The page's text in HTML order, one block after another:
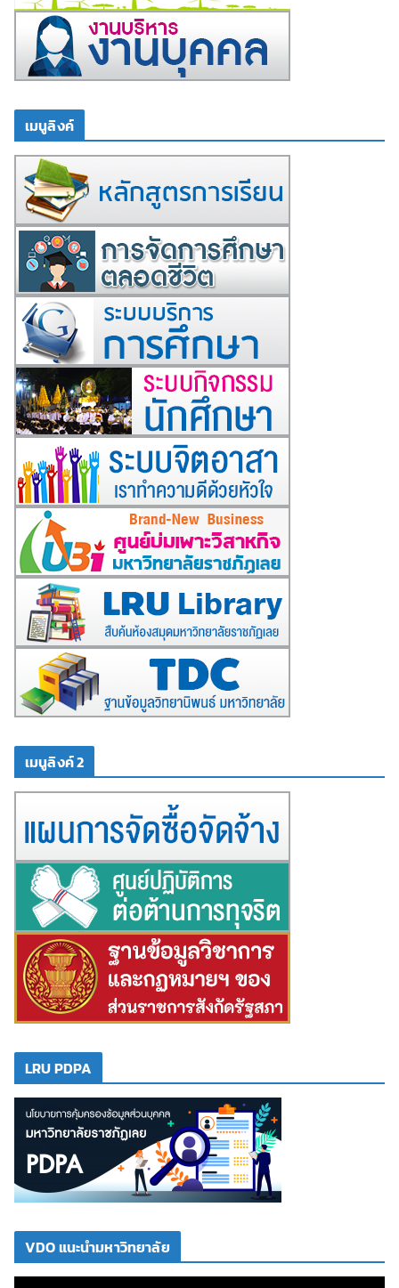
เมนูลิงค์
เมนูลิงค์ 2
LRU PDPA
VDO แนะนำมหาวิทยาลัย